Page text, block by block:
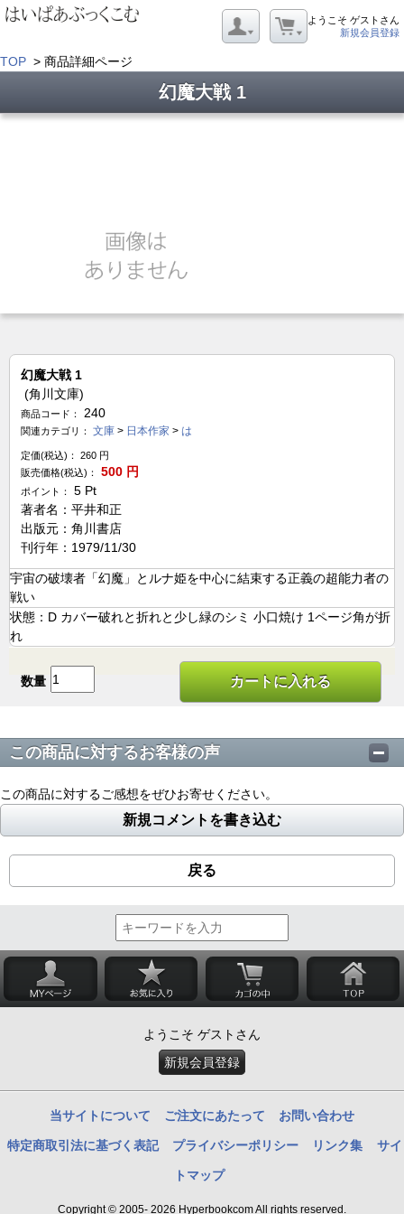
ようこそ ゲストさん
新規会員登録
TOP > 商品詳細ページ
幻魔大戦 1
幻魔大戦 1
(角川文庫)
商品コード： 240
関連カテゴリ： 文庫 > 日本作家 > は
定価(税込)： 260 円
販売価格(税込)：
500 円
ポイント： 5 Pt
著者名：平井和正
出版元：角川書店
刊行年：1979/11/30
宇宙の破壊者「幻魔」とルナ姫を中心に結束する正義の超能力者の
戦い
状態：D カバー破れと折れと少し緑のシミ 小口焼け 1ページ角が折
れ
数量 カートに入れる
この商品に対するお客様の声
この商品に対するご感想をぜひお寄せください。
新規コメントを書き込む
戻る
ようこそ ゲストさん
新規会員登録
当サイトについて ご注文にあたって お問い合わせ
特定商取引法に基づく表記 プライバシーポリシー リンク集 サイ
トマップ
Copyright © 2005- 2026 Hyperbookcom All rights reserved.